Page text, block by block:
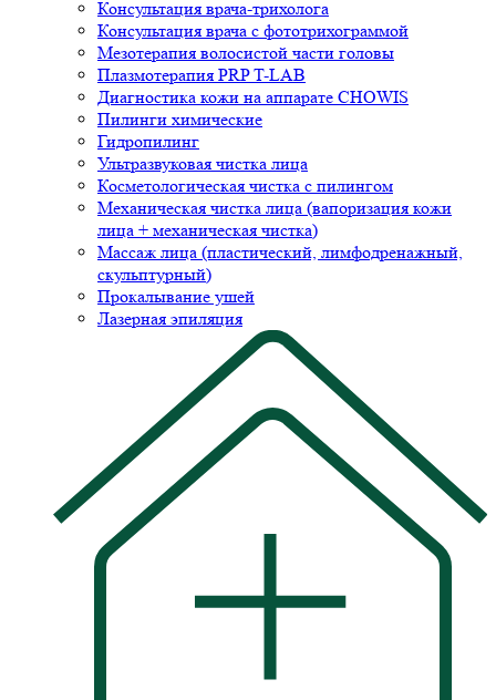
Консультация врача-трихолога
Консультация врача с фототрихограммой
Мезотерапия волосистой части головы
Плазмотерапия PRP T-LAB
Диагностика кожи на аппарате CHOWIS
Пилинги химические
Гидропилинг
Ультразвуковая чистка лица
Косметологическая чистка с пилингом
Механическая чистка лица (вапоризация кожи
лица + механическая чистка)
Массаж лица (пластический, лимфодренажный,
скульптурный)
Прокалывание ушей
Лазерная эпиляция